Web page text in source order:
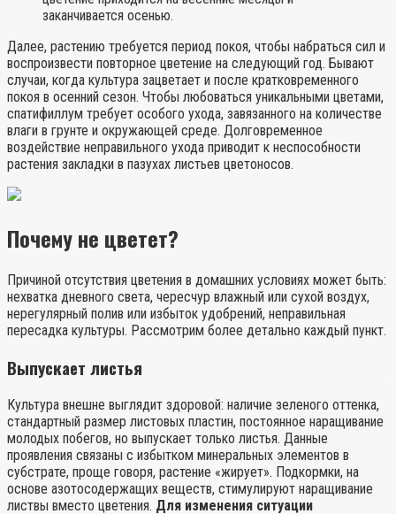
заканчивается осенью.
Далее, растению требуется период покоя, чтобы набраться сил и
воспроизвести повторное цветение на следующий год. Бывают
случаи, когда культура зацветает и после кратковременного
покоя в осенний сезон. Чтобы любоваться уникальными цветами,
спатифиллум требует особого ухода, завязанного на количестве
влаги в грунте и окружающей среде. Долговременное
воздействие неправильного ухода приводит к неспособности
растения закладки в пазухах листьев цветоносов.
Почему не цветет?
Причиной отсутствия цветения в домашних условиях может быть:
нехватка дневного света, чересчур влажный или сухой воздух,
нерегулярный полив или избыток удобрений, неправильная
пересадка культуры. Рассмотрим более детально каждый пункт.
Выпускает листья
Культура внешне выглядит здоровой: наличие зеленого оттенка,
стандартный размер листовых пластин, постоянное наращивание
молодых побегов, но выпускает только листья. Данные
проявления связаны с избытком минеральных элементов в
субстрате, проще говоря, растение «жирует». Подкормки, на
основе азотосодержащих веществ, стимулируют наращивание
листвы вместо цветения. Для изменения ситуации